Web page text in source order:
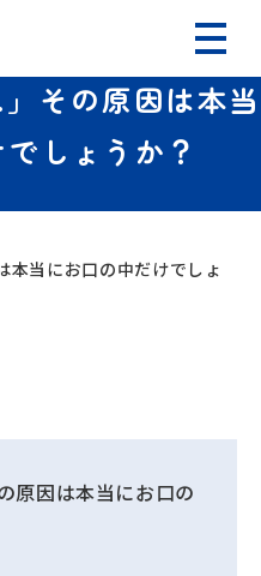
その原因は本当
しょうか？
本当にお口の中だけでしょ
原因は本当にお口の